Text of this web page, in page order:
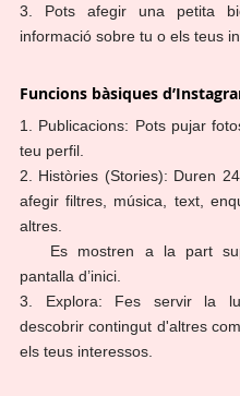
3. Pots afegir una petita
informació sobre tu o els teus
Funcions bàsiques
1. Publicacions: Pots pujar
teu perfil.
2. Històries (Stories): Duren
afegir filtres, música, text,
altres.
Es mostren a la part
pantalla d’inici.
3. Explora: Fes servir la
descobrir contingut d'altres
els teus interessos.